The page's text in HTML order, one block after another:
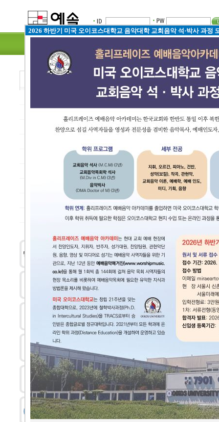
2026 하반기 미국 오이코스대학교 음악대학 교회음악 석·박사 과정
찬송가로 배우는 성인...
문지현의 찬송가 편곡... 삼